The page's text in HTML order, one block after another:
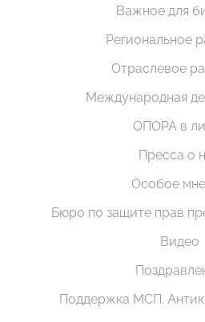
Важное для
Региональное
Отраслевое
Международная
ОПОРА в
Пресса о
Особое
Бюро по защите прав
Видео
Поддержка МСП.